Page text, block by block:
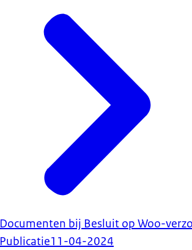
Documenten bij Besluit op Woo-
Publicatie11-04-2024